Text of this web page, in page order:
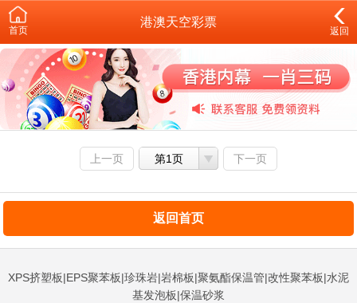
首页
港澳天空彩票
返回
上一页 第1页 下一页
返回首页
XPS挤塑板|EPS聚苯板|珍珠岩|岩棉板|聚氨酯保温管|改性聚苯板|水泥
基发泡板|保温砂浆